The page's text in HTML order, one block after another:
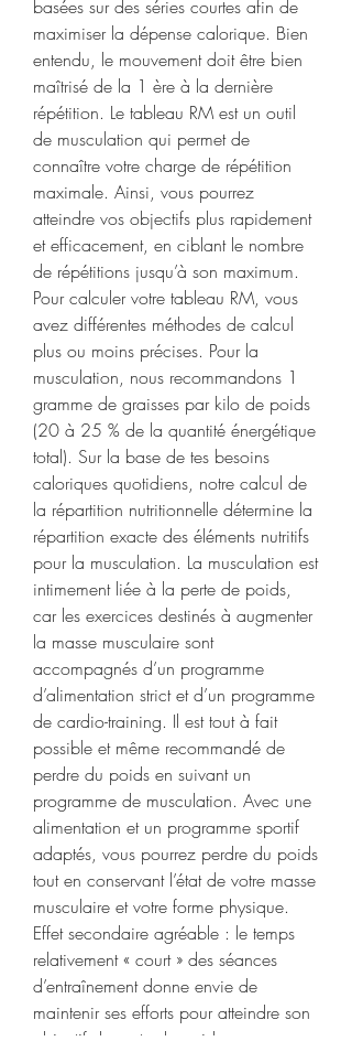
basées sur des séries courtes afin de
maximiser la dépense calorique. Bien
entendu, le mouvement doit être bien
maîtrisé de la 1 ère à la dernière
répétition. Le tableau RM est un outil
de musculation qui permet de
connaître votre charge de répétition
maximale. Ainsi, vous pourrez
atteindre vos objectifs plus rapidement
et efficacement, en ciblant le nombre
de répétitions jusqu’à son maximum.
Pour calculer votre tableau RM, vous
avez différentes méthodes de calcul
plus ou moins précises. Pour la
musculation, nous recommandons 1
gramme de graisses par kilo de poids
(20 à 25 % de la quantité énergétique
total). Sur la base de tes besoins
caloriques quotidiens, notre calcul de
la répartition nutritionnelle détermine la
répartition exacte des éléments nutritifs
pour la musculation. La musculation est
intimement liée à la perte de poids,
car les exercices destinés à augmenter
la masse musculaire sont
accompagnés d’un programme
d’alimentation strict et d’un programme
de cardio-training. Il est tout à fait
possible et même recommandé de
perdre du poids en suivant un
programme de musculation. Avec une
alimentation et un programme sportif
adaptés, vous pourrez perdre du poids
tout en conservant l’état de votre masse
musculaire et votre forme physique.
Effet secondaire agréable : le temps
relativement « court » des séances
d’entraînement donne envie de
maintenir ses efforts pour atteindre son
objectif de perte de poids – sans